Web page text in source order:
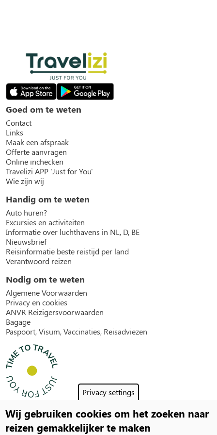
Privacy settings
Wij gebruiken cookies om het zoeken naar
reizen gemakkelijker te maken
Goed om te weten
Contact
Links
Maak een afspraak
Offerte aanvragen
Online inchecken
Travelizi APP 'Just for You'
Wie zijn wij
Handig om te weten
Auto huren?
Excursies en activiteiten
Informatie over luchthavens in NL, D, BE
Nieuwsbrief
Reisinformatie beste reistijd per land
Verantwoord reizen
Nodig om te weten
Algemene Voorwaarden
Privacy en cookies
ANVR Reizigersvoorwaarden
Bagage
Paspoort, Visum, Vaccinaties, Reisadviezen
Social